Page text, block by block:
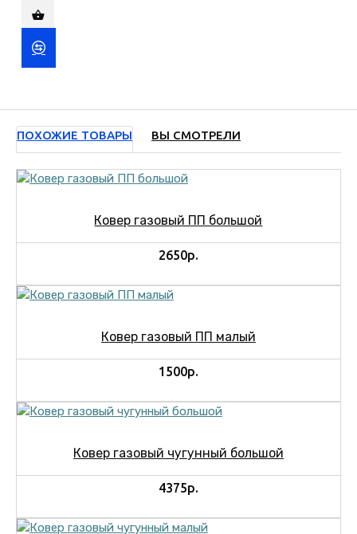
ПОХОЖИЕ ТОВАРЫ ВЫ СМОТРЕЛИ
Ковер газовый ПП большой
2650р.
Ковер газовый ПП малый
1500р.
Ковер газовый чугунный большой
4375р.